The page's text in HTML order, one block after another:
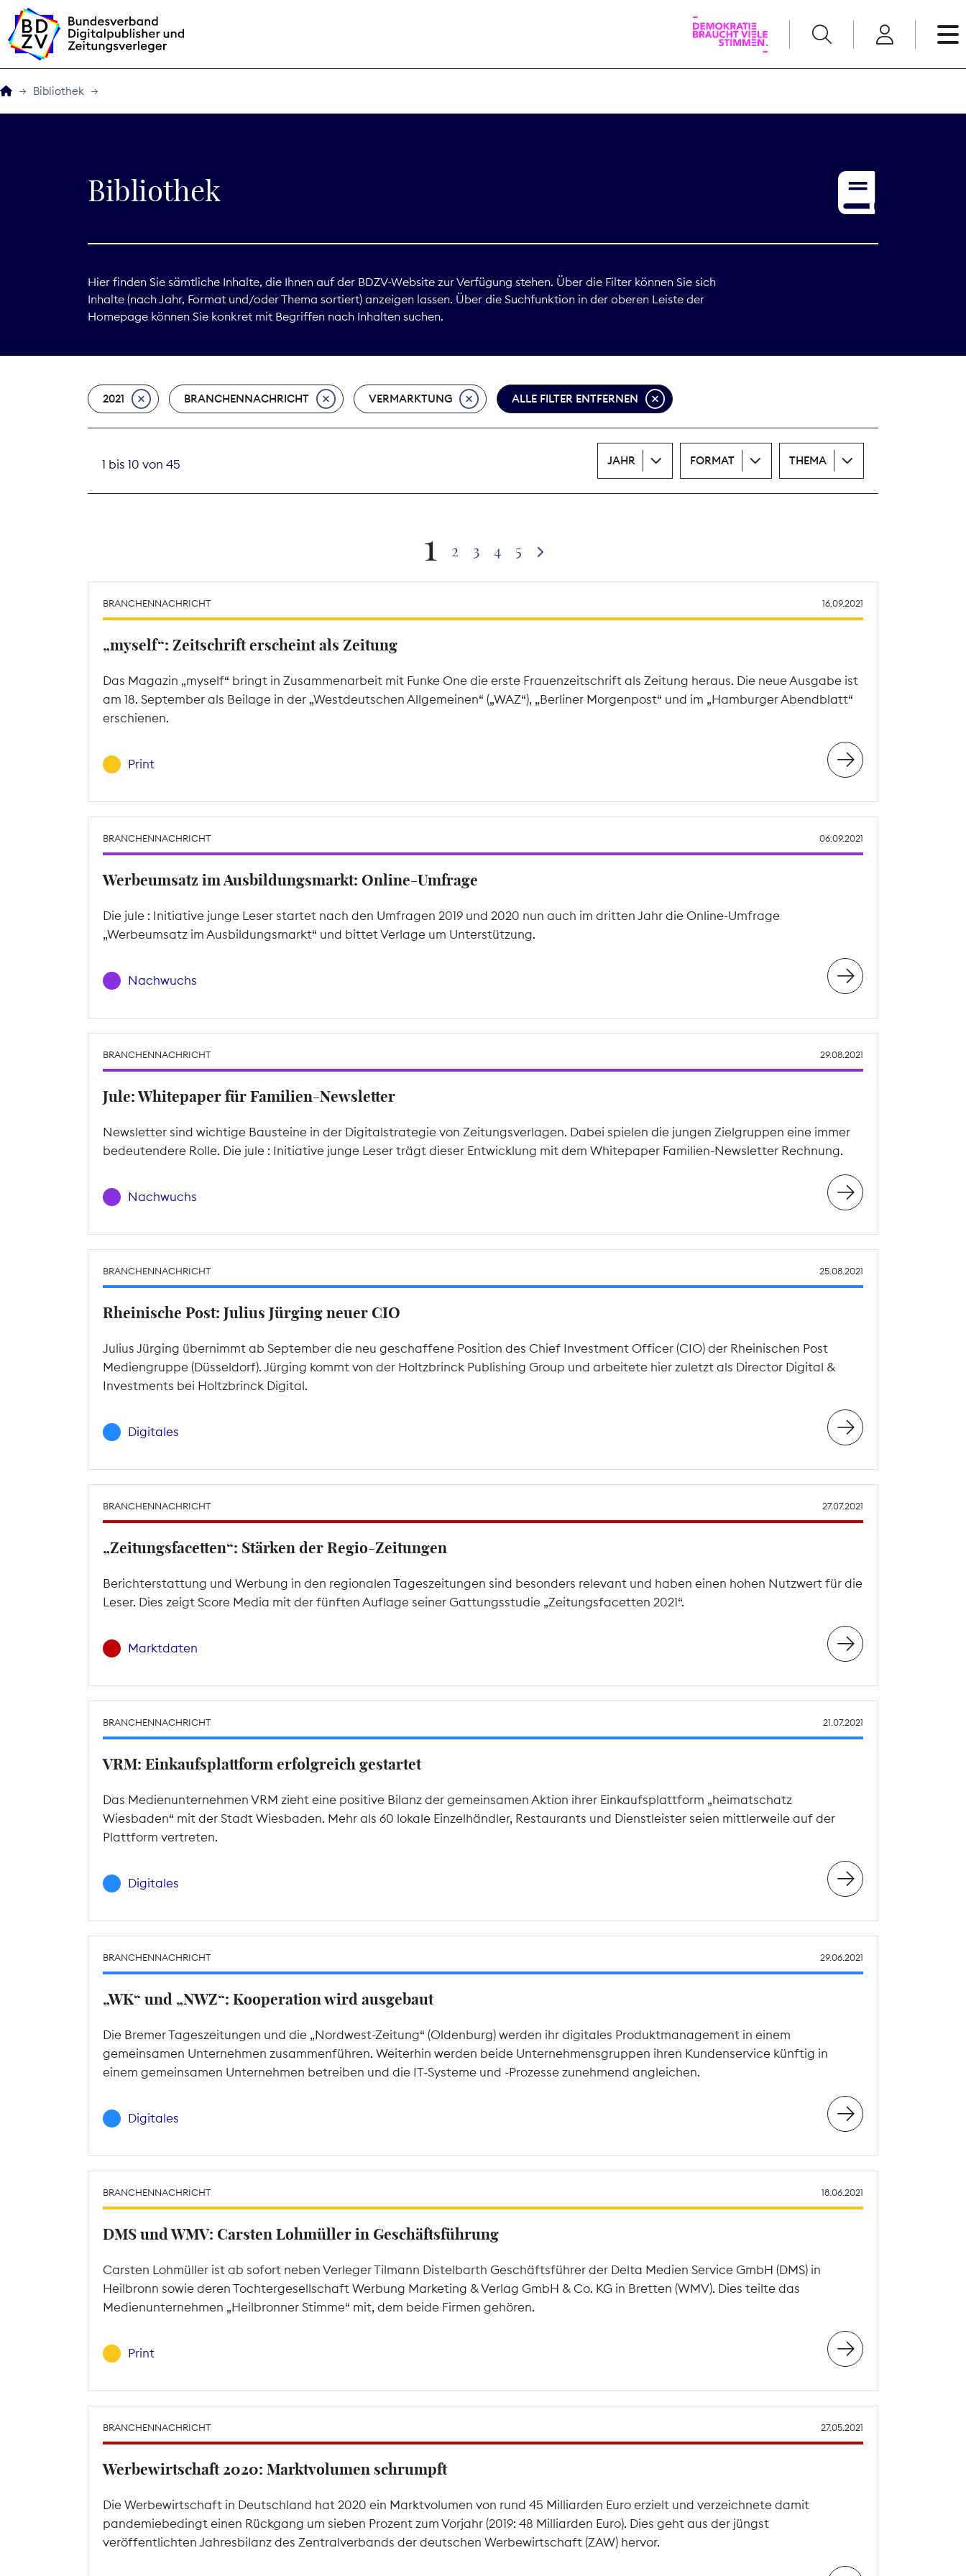
BDZVplus GmbH
Service
Print
Bibliothek
Bibliothek
Hier finden Sie sämtliche Inhalte, die Ihnen auf der BDZV-Website zur Verfügung stehen. Über die Filter können Sie sich
Inhalte (nach Jahr, Format und/oder Thema sortiert) anzeigen lassen. Über die Suchfunktion in der oberen Leiste der
Homepage können Sie konkret mit Begriffen nach Inhalten suchen.
2021 BRANCHENNACHRICHT VERMARKTUNG ALLE FILTER ENTFERNEN
1 bis 10 von 45 JAHR FORMAT THEMA
1 2 3 4 5
BRANCHENNACHRICHT 16.09.2021
„myself“: Zeitschrift erscheint als Zeitung
Das Magazin „myself“ bringt in Zusammenarbeit mit Funke One die erste Frauenzeitschrift als Zeitung heraus. Die neue Ausgabe ist
am 18. September als Beilage in der „Westdeutschen Allgemeinen“ („WAZ“), „Berliner Morgenpost“ und im „Hamburger Abendblatt“
erschienen.
Print
BRANCHENNACHRICHT 06.09.2021
Werbeumsatz im Ausbildungsmarkt: Online-Umfrage
Die jule : Initiative junge Leser startet nach den Umfragen 2019 und 2020 nun auch im dritten Jahr die Online-Umfrage
„Werbeumsatz im Ausbildungsmarkt“ und bittet Verlage um Unterstützung.
Nachwuchs
BRANCHENNACHRICHT 29.08.2021
Jule: Whitepaper für Familien-Newsletter
Newsletter sind wichtige Bausteine in der Digitalstrategie von Zeitungsverlagen. Dabei spielen die jungen Zielgruppen eine immer
bedeutendere Rolle. Die jule : Initiative junge Leser trägt dieser Entwicklung mit dem Whitepaper Familien-Newsletter Rechnung.
Nachwuchs
BRANCHENNACHRICHT 25.08.2021
Rheinische Post: Julius Jürging neuer CIO
Julius Jürging übernimmt ab September die neu geschaffene Position des Chief Investment Officer (CIO) der Rheinischen Post
Mediengruppe (Düsseldorf). Jürging kommt von der Holtzbrinck Publishing Group und arbeitete hier zuletzt als Director Digital &
Investments bei Holtzbrinck Digital.
Digitales
BRANCHENNACHRICHT 27.07.2021
„Zeitungsfacetten“: Stärken der Regio-Zeitungen
Berichterstattung und Werbung in den regionalen Tageszeitungen sind besonders relevant und haben einen hohen Nutzwert für die
Leser. Dies zeigt Score Media mit der fünften Auflage seiner Gattungsstudie „Zeitungsfacetten 2021“.
Marktdaten
BRANCHENNACHRICHT 21.07.2021
VRM: Einkaufsplattform erfolgreich gestartet
Das Medienunternehmen VRM zieht eine positive Bilanz der gemeinsamen Aktion ihrer Einkaufsplattform „heimatschatz
Wiesbaden“ mit der Stadt Wiesbaden. Mehr als 60 lokale Einzelhändler, Restaurants und Dienstleister seien mittlerweile auf der
Plattform vertreten.
Digitales
BRANCHENNACHRICHT 29.06.2021
„WK“ und „NWZ“: Kooperation wird ausgebaut
Die Bremer Tageszeitungen und die „Nordwest-Zeitung“ (Oldenburg) werden ihr digitales Produktmanagement in einem
gemeinsamen Unternehmen zusammenführen. Weiterhin werden beide Unternehmensgruppen ihren Kundenservice künftig in
einem gemeinsamen Unternehmen betreiben und die IT-Systeme und -Prozesse zunehmend angleichen.
Digitales
BRANCHENNACHRICHT 18.06.2021
DMS und WMV: Carsten Lohmüller in Geschäftsführung
Carsten Lohmüller ist ab sofort neben Verleger Tilmann Distelbarth Geschäftsführer der Delta Medien Service GmbH (DMS) in
Heilbronn sowie deren Tochtergesellschaft Werbung Marketing & Verlag GmbH & Co. KG in Bretten (WMV). Dies teilte das
Medienunternehmen „Heilbronner Stimme“ mit, dem beide Firmen gehören.
Print
BRANCHENNACHRICHT 27.05.2021
Werbewirtschaft 2020: Marktvolumen schrumpft
Die Werbewirtschaft in Deutschland hat 2020 ein Marktvolumen von rund 45 Milliarden Euro erzielt und verzeichnete damit
pandemiebedingt einen Rückgang um sieben Prozent zum Vorjahr (2019: 48 Milliarden Euro). Dies geht aus der jüngst
veröffentlichten Jahresbilanz des Zentralverbands der deutschen Werbewirtschaft (ZAW) hervor.